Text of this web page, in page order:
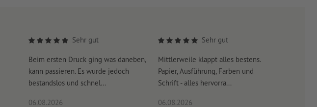
Sehr gut
Beim ersten Druck ging was daneben,
kann passieren. Es wurde jedoch
bestandslos und schnel...
06.08.2026
Sehr gut
Mittlerweile klappt alles bestens.
Papier, Ausführung, Farben und
Schrift - alles hervorra...
06.08.2026